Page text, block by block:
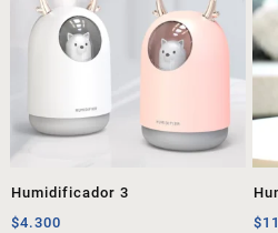
Humidificador 3
$4.300
$